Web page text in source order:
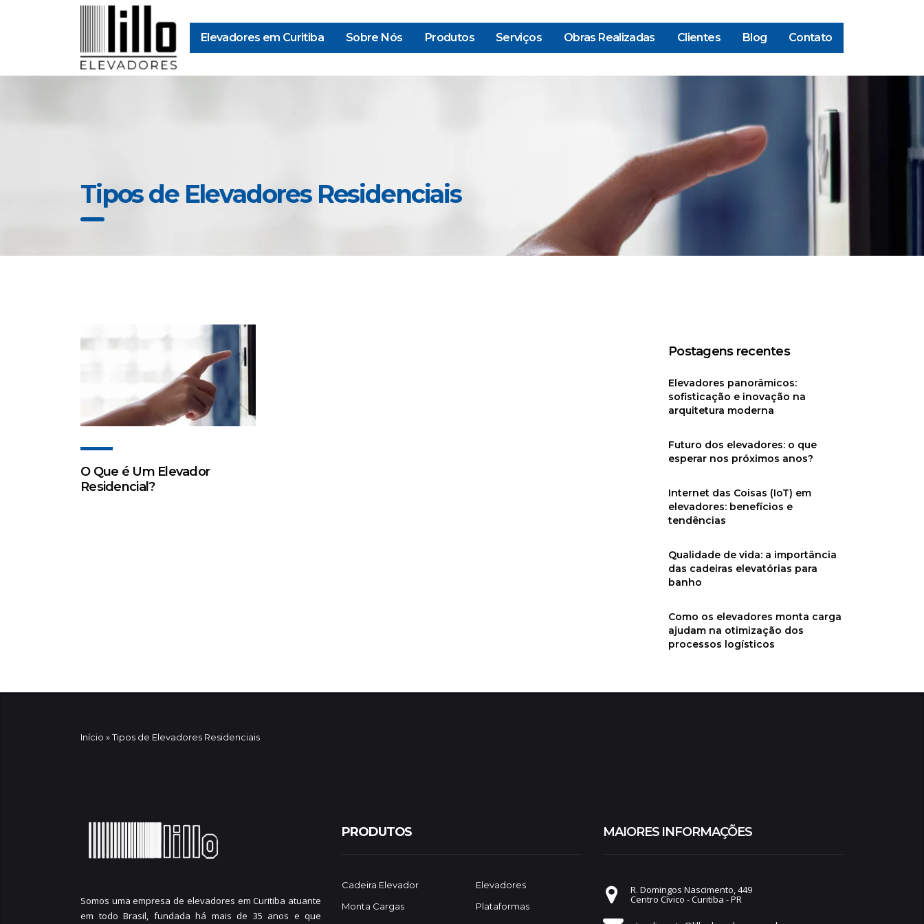
Elevadores em Curitiba Sobre Nós Produtos Serviços Obras Realizadas Clientes Blog Contato
Tipos de Elevadores Residenciais
O Que é Um Elevador
Residencial?
Postagens recentes
Elevadores panorâmicos:
sofisticação e inovação na
arquitetura moderna
Futuro dos elevadores: o que
esperar nos próximos anos?
Internet das Coisas (IoT) em
elevadores: benefícios e
tendências
Qualidade de vida: a importância
das cadeiras elevatórias para
banho
Como os elevadores monta carga
ajudam na otimização dos
processos logísticos
Início »Tipos de Elevadores Residenciais
Somos uma empresa de elevadores em Curitiba atuante
em todo Brasil, fundada há mais de 35 anos e que
PRODUTOS
Cadeira Elevador
Elevadores
Monta Cargas
Plataformas
MAIORES INFORMAÇÕES
R. Domingos Nascimento, 449
Centro Cívico - Curitiba - PR